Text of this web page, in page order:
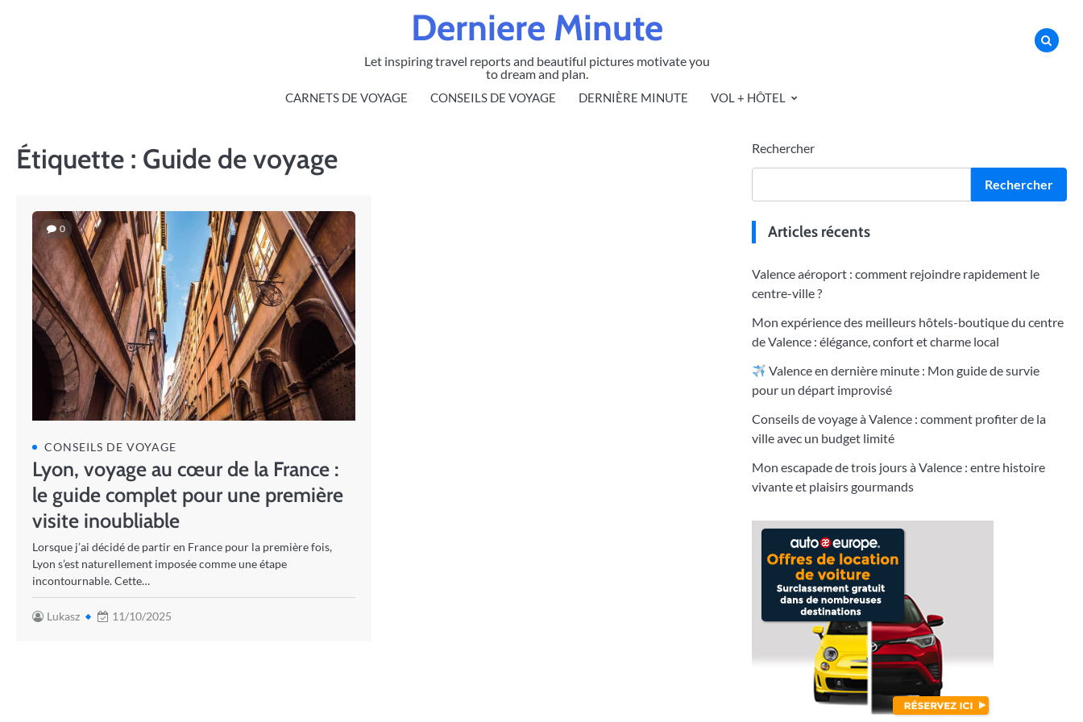
Derniere Minute
Let inspiring travel reports and beautiful pictures motivate you
to dream and plan.
CARNETS DE VOYAGE CONSEILS DE VOYAGE DERNIÈRE MINUTE VOL + HÔTEL
Étiquette : Guide de voyage
0
CONSEILS DE VOYAGE
Lyon, voyage au cœur de la France :
le guide complet pour une première
visite inoubliable
Lorsque j’ai décidé de partir en France pour la première fois,
Lyon s’est naturellement imposée comme une étape
incontournable. Cette…
Lukasz 11/10/2025
Rechercher
Rechercher
Articles récents
Valence aéroport : comment rejoindre rapidement le
centre-ville ?
Mon expérience des meilleurs hôtels-boutique du centre
de Valence : élégance, confort et charme local
Valence en dernière minute : Mon guide de survie
pour un départ improvisé
Conseils de voyage à Valence : comment profiter de la
ville avec un budget limité
Mon escapade de trois jours à Valence : entre histoire
vivante et plaisirs gourmands